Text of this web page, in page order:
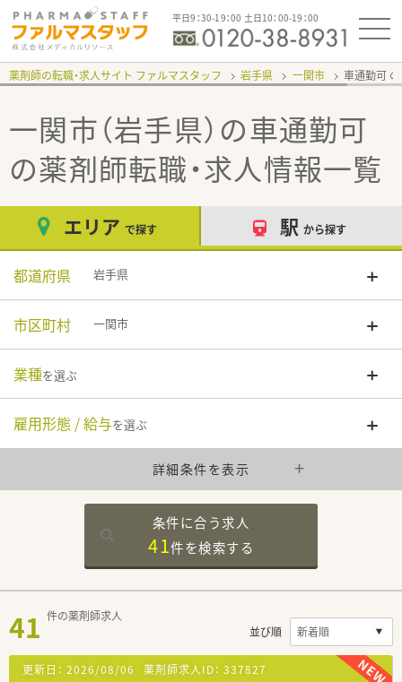
平日9：30-19：00 土日10：00-19：00
薬剤師の転職・求人サイト ファルマスタッフ 岩手県 一関市 車通勤可
一関市（岩手県）の車通勤可
の薬剤師転職・求人情報一覧
エリア で探す 駅 から探す
都道府県 岩手県
市区町村 一関市
業種を選ぶ
雇用形態 / 給与を選ぶ
詳細条件を表示
条件に合う求人
41件を検索する
41 件の薬剤師求人
並び順
更新日： 2026/08/06 薬剤師求人ID： 337827